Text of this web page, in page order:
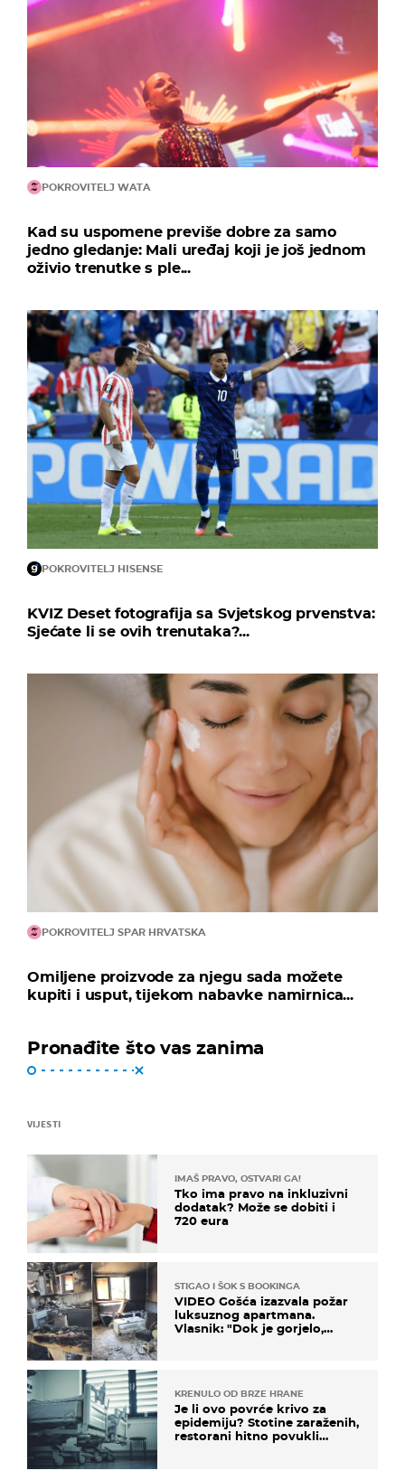
POKROVITELJ WATA
Kad su uspomene previše dobre za samo
jedno gledanje: Mali uređaj koji je još jednom
oživio trenutke s ple...
POKROVITELJ HISENSE
KVIZ Deset fotografija sa Svjetskog prvenstva:
Sjećate li se ovih trenutaka?...
POKROVITELJ SPAR HRVATSKA
Omiljene proizvode za njegu sada možete
kupiti i usput, tijekom nabavke namirnica...
Pronađite što vas zanima
VIJESTI
IMAŠ PRAVO, OSTVARI GA!
Tko ima pravo na inkluzivni
dodatak? Može se dobiti i
720 eura
STIGAO I ŠOK S BOOKINGA
VIDEO Gošća izazvala požar
luksuznog apartmana.
Vlasnik: "Dok je gorjelo,
KRENULO OD BRZE HRANE
Je li ovo povrće krivo za
epidemiju? Stotine zaraženih,
restorani hitno povukli